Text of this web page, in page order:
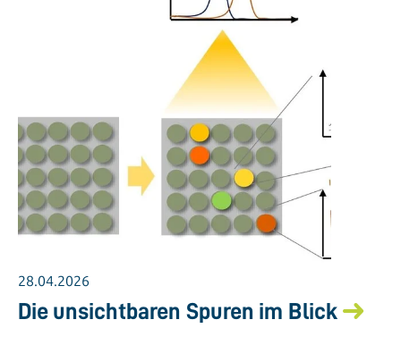
28.04.2026
Die unsichtbaren Spuren im Blick